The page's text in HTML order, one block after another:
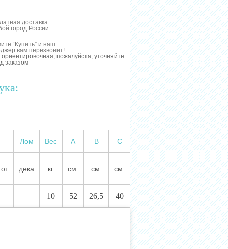
доставка
город России
“Купить” и наш
вам перезвонит!
пожалуйста, уточняйте
заказом
Лом Вес А В С
дека кг. см. см. см.
10 52 26,5 40